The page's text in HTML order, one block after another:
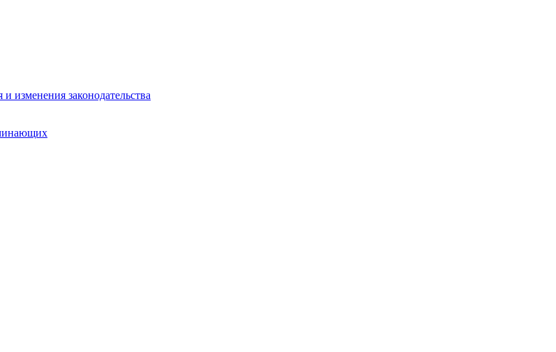
изменения законодательства